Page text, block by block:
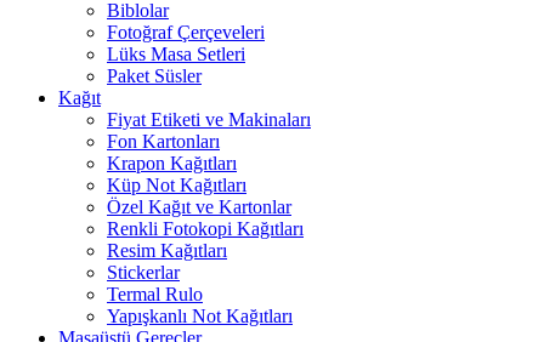
Biblolar
Fotoğraf Çerçeveleri
Lüks Masa Setleri
Paket Süsler
Kağıt
Fiyat Etiketi ve Makinaları
Fon Kartonları
Krapon Kağıtları
Küp Not Kağıtları
Özel Kağıt ve Kartonlar
Renkli Fotokopi Kağıtları
Resim Kağıtları
Stickerlar
Termal Rulo
Yapışkanlı Not Kağıtları
Masaüstü Gereçler